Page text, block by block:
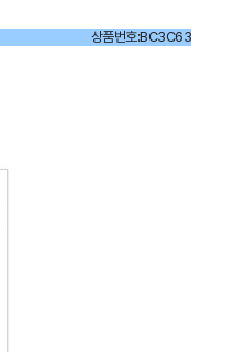
상품번호:BC3C63